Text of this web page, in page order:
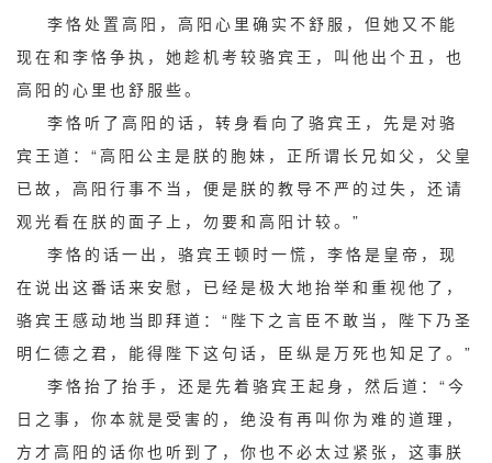
李恪处置高阳，高阳心里确实不舒服，但她又不能
现在和李恪争执，她趁机考较骆宾王，叫他出个丑，也
高阳的心里也舒服些。
李恪听了高阳的话，转身看向了骆宾王，先是对骆
宾王道：“高阳公主是朕的胞妹，正所谓长兄如父，父皇
已故，高阳行事不当，便是朕的教导不严的过失，还请
观光看在朕的面子上，勿要和高阳计较。”
李恪的话一出，骆宾王顿时一慌，李恪是皇帝，现
在说出这番话来安慰，已经是极大地抬举和重视他了，
骆宾王感动地当即拜道：“陛下之言臣不敢当，陛下乃圣
明仁德之君，能得陛下这句话，臣纵是万死也知足了。”
李恪抬了抬手，还是先着骆宾王起身，然后道：“今
日之事，你本就是受害的，绝没有再叫你为难的道理，
方才高阳的话你也听到了，你也不必太过紧张，这事朕